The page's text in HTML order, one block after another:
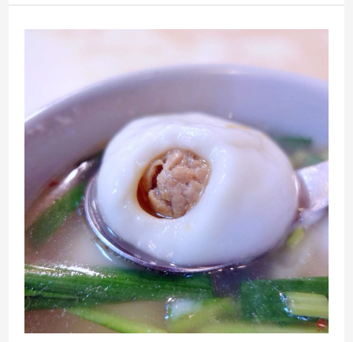
Rice
MICHELIN
BIB
GOURMAND
小
吃
大
Man
慢
弄‧
乳
酪
坊/